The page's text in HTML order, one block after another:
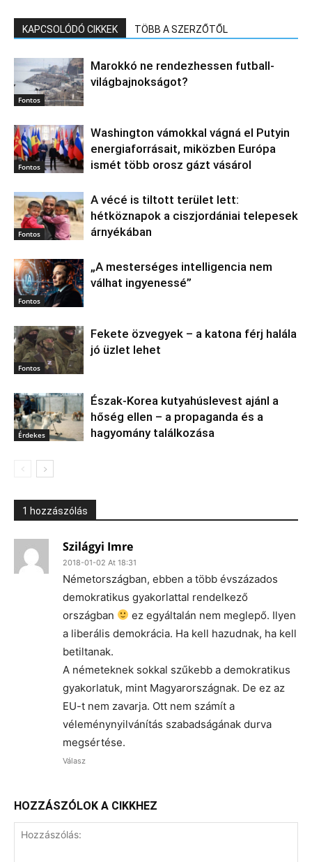
KAPCSOLÓDÓ CIKKEK TÖBB A SZERZŐTŐL
Fontos
Marokkó ne rendezhessen futball-
világbajnokságot?
Fontos
Washington vámokkal vágná el Putyin
energiaforrásait, miközben Európa
ismét több orosz gázt vásárol
Fontos
A vécé is tiltott terület lett:
hétköznapok a ciszjordániai telepesek
árnyékában
Fontos
„A mesterséges intelligencia nem
válhat ingyenessé”
Fontos
Fekete özvegyek – a katona férj halála
jó üzlet lehet
Érdekes
Észak‑Korea kutyahúslevest ajánl a
hőség ellen – a propaganda és a
hagyomány találkozása
1 hozzászólás
Szilágyi Imre
2018-01-02 At 18:31
Németországban, ebben a több évszázados
demokratikus gyakorlattal rendelkező
országban
ez egyáltalán nem meglepő. Ilyen
a liberális demokrácia. Ha kell hazudnak, ha kell
betiltanak.
A németeknek sokkal szűkebb a demokratikus
gyakorlatuk, mint Magyarországnak. De ez az
EU-t nem zavarja. Ott nem számít a
véleménynyilvánítás szabadságának durva
megsértése.
Válasz
HOZZÁSZÓLOK A CIKKHEZ